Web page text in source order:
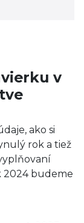
v
ako si
rok a tiež
2024 budeme